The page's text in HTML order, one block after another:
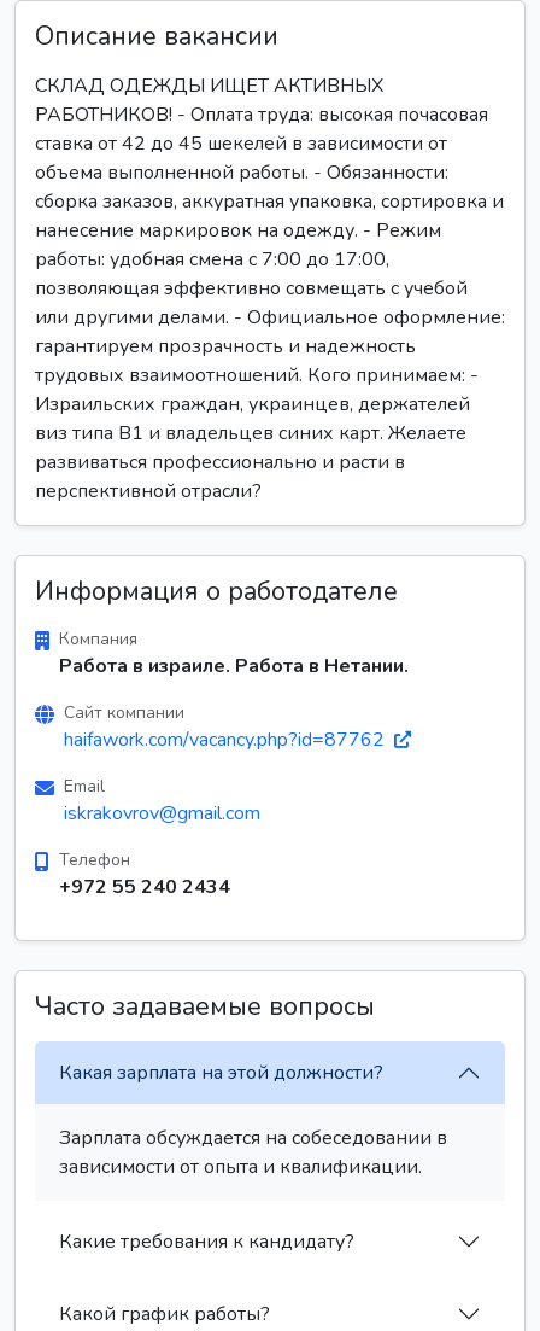
Описание вакансии
СКЛАД ОДЕЖДЫ ИЩЕТ АКТИВНЫХ
РАБОТНИКОВ! - Оплата труда: высокая почасовая
ставка от 42 до 45 шекелей в зависимости от
объема выполненной работы. - Обязанности:
сборка заказов, аккуратная упаковка, сортировка и
нанесение маркировок на одежду. - Режим
работы: удобная смена с 7:00 до 17:00,
позволяющая эффективно совмещать с учебой
или другими делами. - Официальное оформление:
гарантируем прозрачность и надежность
трудовых взаимоотношений. Кого принимаем: -
Израильских граждан, украинцев, держателей
виз типа B1 и владельцев синих карт. Желаете
развиваться профессионально и расти в
перспективной отрасли?
Информация о работодателе
Компания
Работа в израиле. Работа в Нетании.
Сайт компании
haifawork.com/vacancy.php?id=87762
Email
iskrakovrov@gmail.com
Телефон
+972 55 240 2434
Часто задаваемые вопросы
Какая зарплата на этой должности?
Зарплата обсуждается на собеседовании в
зависимости от опыта и квалификации.
Какие требования к кандидату?
Какой график работы?